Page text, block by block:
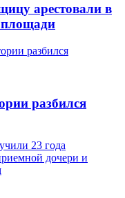
арестовали в
разбился